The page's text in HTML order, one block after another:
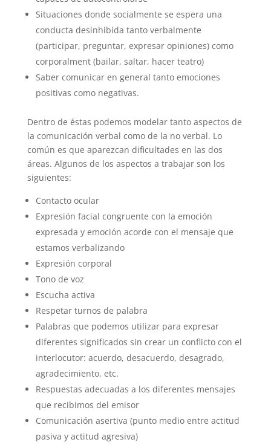
Situaciones donde socialmente se espera una
conducta desinhibida tanto verbalmente
(participar, preguntar, expresar opiniones) como
corporalment (bailar, saltar, hacer teatro)
Saber comunicar en general tanto emociones
positivas como negativas.
Dentro de éstas podemos modelar tanto aspectos de
la comunicación verbal como de la no verbal. Lo
común es que aparezcan dificultades en las dos
áreas. Algunos de los aspectos a trabajar son los
siguientes:
Contacto ocular
Expresión facial congruente con la emoción
expresada y emoción acorde con el mensaje que
estamos verbalizando
Expresión corporal
Tono de voz
Escucha activa
Respetar turnos de palabra
Palabras que podemos utilizar para expresar
diferentes significados sin crear un conflicto con el
interlocutor: acuerdo, desacuerdo, desagrado,
agradecimiento, etc.
Respuestas adecuadas a los diferentes mensajes
que recibimos del emisor
Comunicación asertiva (punto medio entre actitud
pasiva y actitud agresiva)